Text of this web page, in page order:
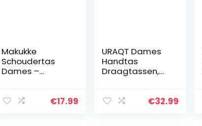
Makukke
Schoudertas
Dames –
Dames
€17.99
URAQT Dames
Handtas
Draagtassen,
Schoudertas
€32.99